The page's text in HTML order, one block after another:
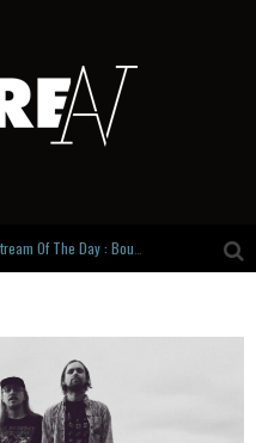
Hardcore, Actually. Meet Cút Lộn